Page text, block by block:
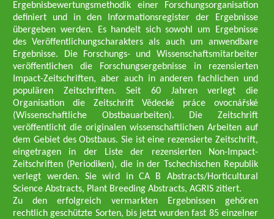
Ergebnisbewertungsmethodik einer Forschungsorganisation
definiert und in den Informationsregister der Ergebnisse
übergeben werden. Es handelt sich sowohl um Ergebnisse
des Veröffentlichungscharakters als auch um anwendbare
Ergebnisse. Die Forschungs- und Wissenschaftsmitarbeiter
veröffentlichen die Forschungsergebnisse in rezensierten
Impact-Zeitschriften, aber auch in anderen fachlichen und
populären Zeitschriften. Seit 60 Jahren verlegt die
Organisation die Zeitschrift Vědecké práce ovocnářské
(Wissenschaftliche Obstbauarbeiten). Die Zeitschrift
veröffentlicht die originalen wissenschaftlichen Arbeiten auf
dem Gebiet des Obstbaus. Sie ist eine rezensierte Zeitschrift,
eingetragen in der Liste der rezensierten Non-Impact-
Zeitschriften (Periodiken), die in der Tschechischen Republik
verlegt werden. Sie wird in CA B Abstracts/Horticultural
Science Abstracts, Plant Breeding Abstracts, AGRIS zitiert.
Zu den erfolgreich vermarkten Ergebnissen gehören
rechtlich geschützte Sorten, bis jetzt wurden fast 85 einzelner